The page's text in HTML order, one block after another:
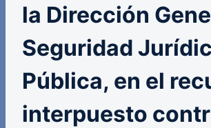
la Dirección
Seguridad
Pública, en el
interpuesto